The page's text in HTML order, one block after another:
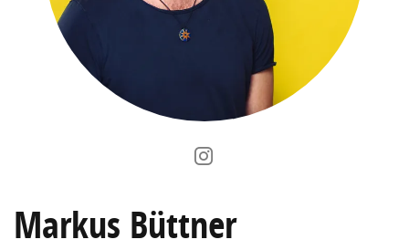
Markus Büttner